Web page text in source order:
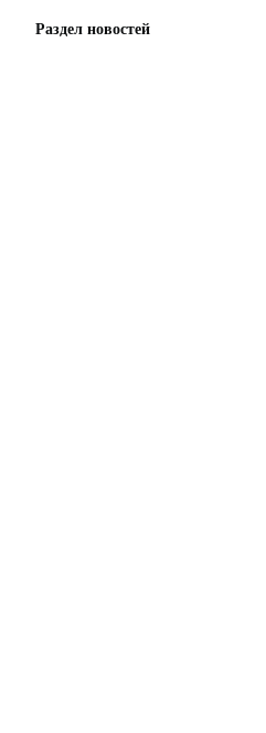
Раздел новостей